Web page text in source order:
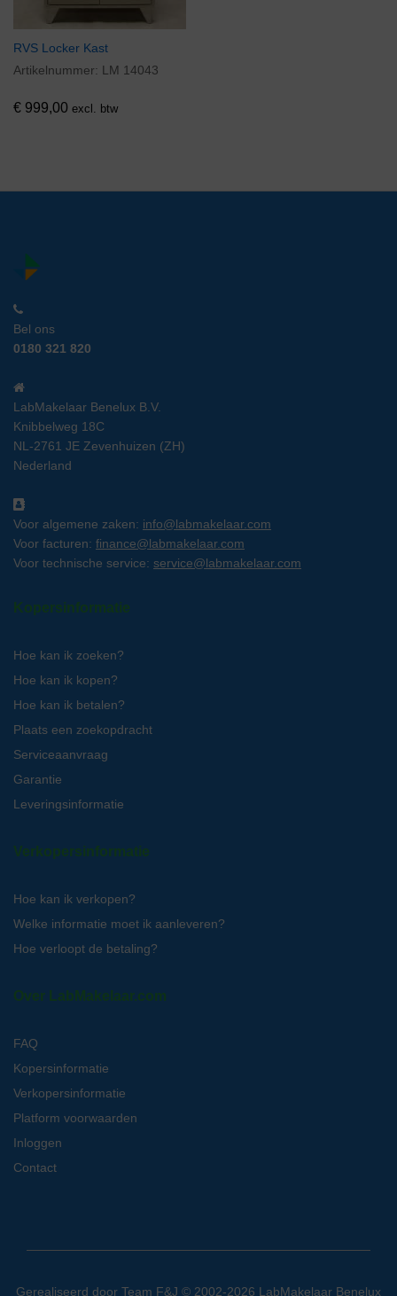
RVS Locker Kast
Artikelnummer: LM 14043
€ 999,00 excl. btw
Bel ons
0180 321 820
LabMakelaar Benelux B.V.
Knibbelweg 18C
NL-2761 JE Zevenhuizen (ZH)
Nederland
Voor algemene zaken: info@labmakelaar.com
Voor facturen: finance@labmakelaar.com
Voor technische service: service@labmakelaar.com
Kopersinformatie
Hoe kan ik zoeken?
Hoe kan ik kopen?
Hoe kan ik betalen?
Plaats een zoekopdracht
Serviceaanvraag
Garantie
Leveringsinformatie
Verkopersinformatie
Hoe kan ik verkopen?
Welke informatie moet ik aanleveren?
Hoe verloopt de betaling?
Over LabMakelaar.com
FAQ
Kopersinformatie
Verkopersinformatie
Platform voorwaarden
Inloggen
Contact
Gerealiseerd door Team F&J © 2002-2026 LabMakelaar Benelux